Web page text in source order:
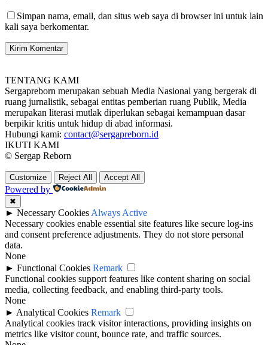
Simpan nama, email, dan situs web saya di browser ini untuk lain
kali saya berkomentar.
TENTANG KAMI
Sergapreborn merupakan sebuah Media Nasional yang bergerak di
ruang jurnalistik, sebagai entitas pemberian ruang Publik, Media
merupakan literasi mutlak diperlukan sebagai kemampuan dasar
berpikir kritis untuk hidup di abad informasi.
Hubungi kami: contact@sergapreborn.id
IKUTI KAMI
© Sergap Reborn
Customize Reject All Accept All
Powered by
✖
► Necessary Cookies Always Active
Necessary cookies enable essential site features like secure log-ins
and consent preference adjustments. They do not store personal
data.
None
► Functional Cookies Remark
Functional cookies support features like content sharing on social
media, collecting feedback, and enabling third-party tools.
None
► Analytical Cookies Remark
Analytical cookies track visitor interactions, providing insights on
metrics like visitor count, bounce rate, and traffic sources.